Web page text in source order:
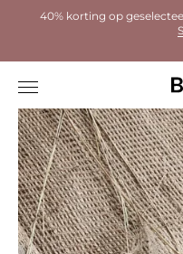
40% korting op